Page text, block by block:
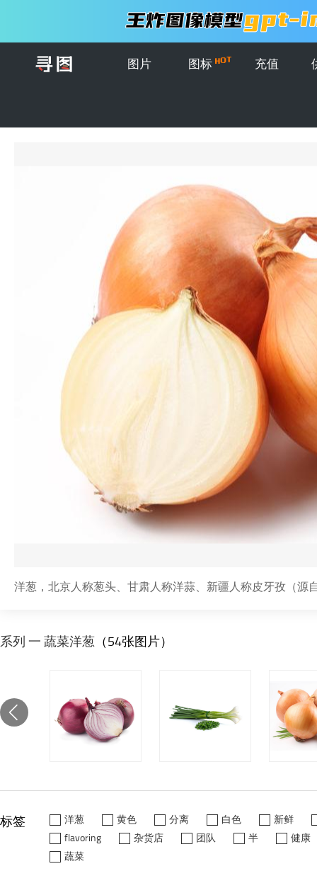
图片 图标 充值
洋葱，北京人称葱头、甘肃人称洋蒜、新疆人称皮牙孜（源
系列 一 蔬菜洋葱 （54张图片）
标签 洋葱 黄色 分离 白色
新鲜
flavoring
杂货店 团队 半
健康
蔬菜